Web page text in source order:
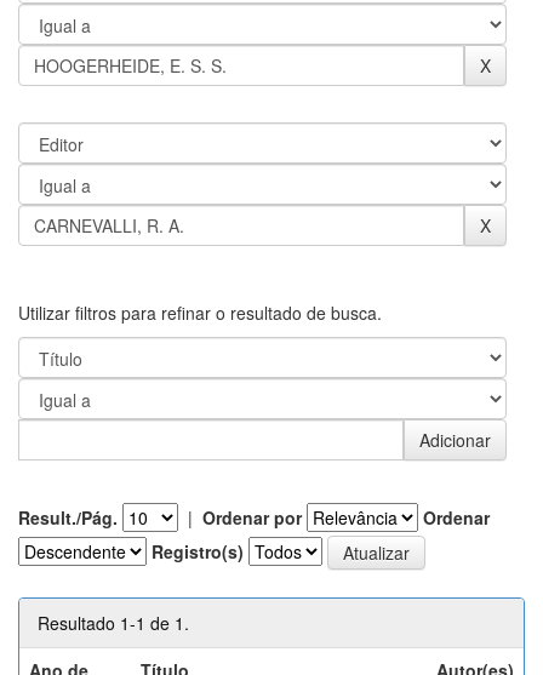
Utilizar filtros para refinar o resultado de busca.
Result./Pág. | Ordenar por
Ordenar
Registro(s)
Resultado 1-1 de 1.
Ano de
Título Autor(es)